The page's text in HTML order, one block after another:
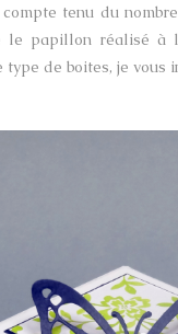
tenu du
le papillon réalisé à
type de boites, je